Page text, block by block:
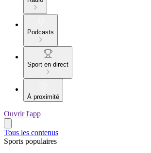
Podcasts
Sport en direct
À proximité
Ouvrir l'app
Tous les contenus
Sports populaires